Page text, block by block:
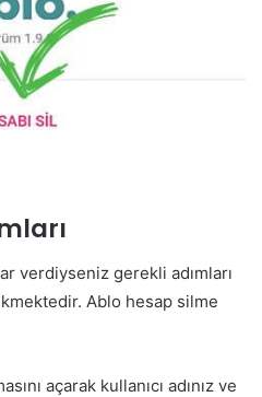
verdiyseniz gerekli adımları
Ablo hesap silme
açarak kullanıcı adınız ve